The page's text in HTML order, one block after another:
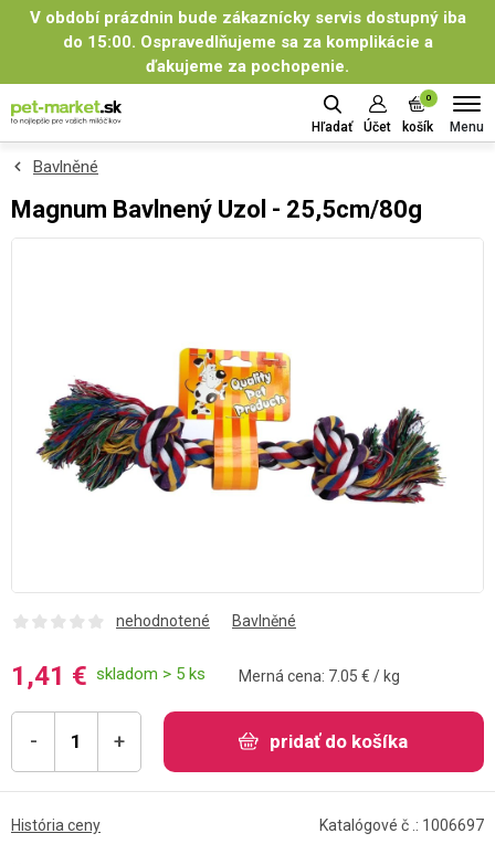
V období prázdnin bude zákaznícky servis dostupný iba
do 15:00. Ospravedlňujeme sa za komplikácie a
ďakujeme za pochopenie.
Hľadať Účet
0
košík Menu
Bavlněné
Magnum Bavlnený Uzol - 25,5cm/80g
nehodnotené Bavlněné
1,41 € skladom > 5 ks Merná cena: 7.05 € / kg
- + pridať do košíka
História ceny Katalógové č .: 1006697